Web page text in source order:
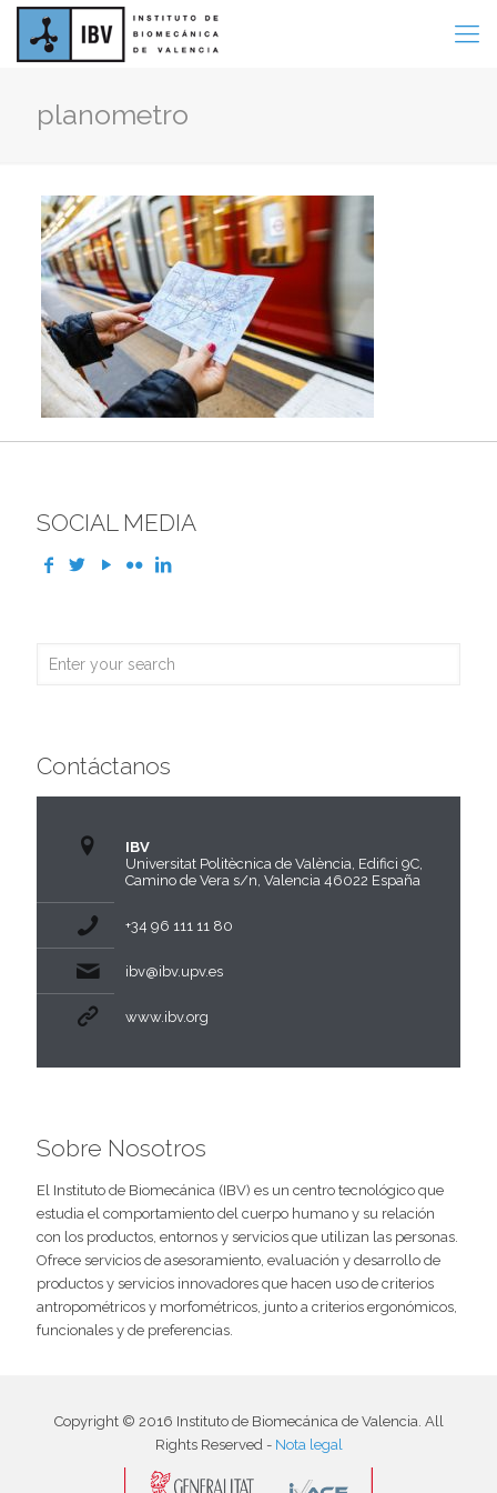
planometro
SOCIAL MEDIA
Contáctanos
IBV
Universitat Politècnica de València, Edifici 9C,
Camino de Vera s/n, Valencia 46022 España
+34 96 111 11 80
ibv@ibv.upv.es
www.ibv.org
Sobre Nosotros
El Instituto de Biomecánica (IBV) es un centro tecnológico que
estudia el comportamiento del cuerpo humano y su relación
con los productos, entornos y servicios que utilizan las personas.
Ofrece servicios de asesoramiento, evaluación y desarrollo de
productos y servicios innovadores que hacen uso de criterios
antropométricos y morfométricos, junto a criterios ergonómicos,
funcionales y de preferencias.
Copyright © 2016 Instituto de Biomecánica de Valencia. All
Rights Reserved - Nota legal